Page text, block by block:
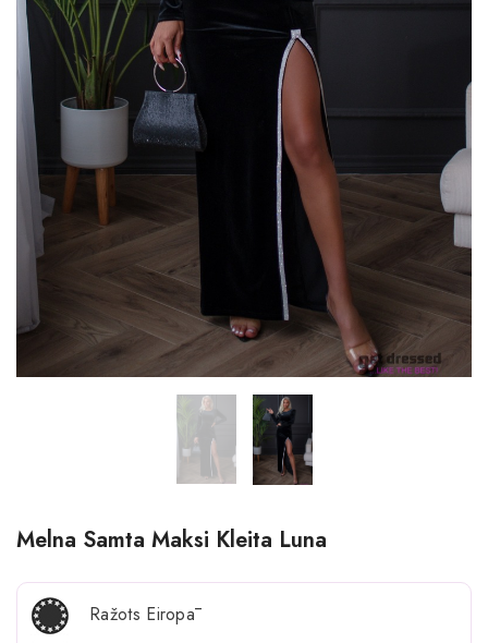
Melna Samta Maksi Kleita Luna
Ražots Eiropā